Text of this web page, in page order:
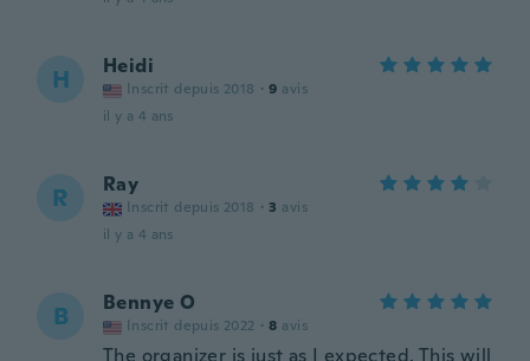
H Heidi
Inscrit depuis 2018 · 9 avis
il y a 4 ans
R Ray
Inscrit depuis 2018 · 3 avis
il y a 4 ans
B Bennye O
Inscrit depuis 2022 · 8 avis
The organizer is just as I expected. This will